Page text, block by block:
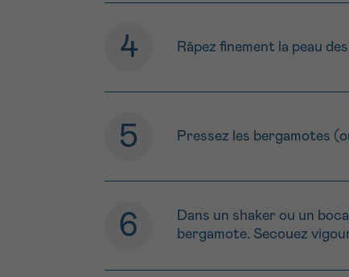
Râpez finement la peau
Pressez les bergamotes
Dans un shaker ou un
bergamote. Secouez